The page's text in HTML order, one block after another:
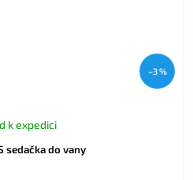
–3 %
sedačka do vany
k expedici